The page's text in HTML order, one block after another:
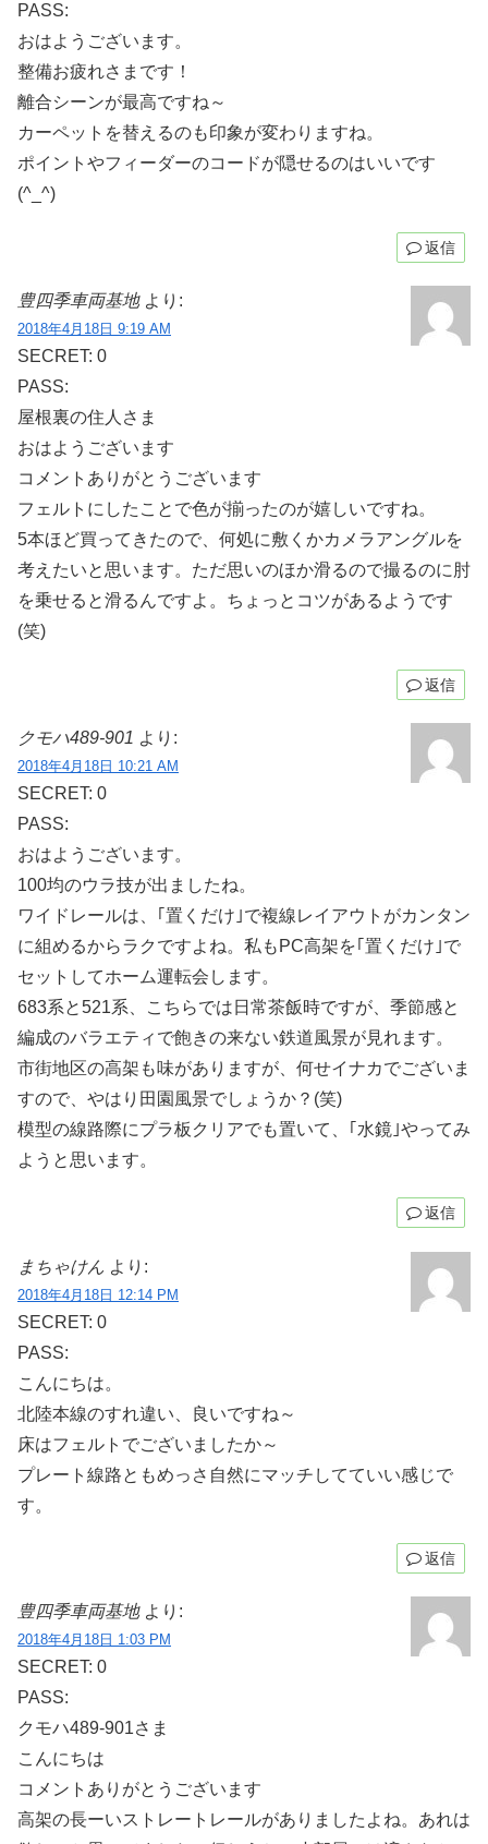
PASS:
おはようございます。
整備お疲れさまです！
離合シーンが最高ですね～
カーペットを替えるのも印象が変わりますね。
ポイントやフィーダーのコードが隠せるのはいいです
(^_^)
返信
豊四季車両基地 より:
2018年4月18日 9:19 AM
SECRET: 0
PASS:
屋根裏の住人さま
おはようございます
コメントありがとうございます
フェルトにしたことで色が揃ったのが嬉しいですね。
5本ほど買ってきたので、何処に敷くかカメラアングルを
考えたいと思います。ただ思いのほか滑るので撮るのに肘
を乗せると滑るんですよ。ちょっとコツがあるようです
(笑)
返信
クモハ489-901 より:
2018年4月18日 10:21 AM
SECRET: 0
PASS:
おはようございます。
100均のウラ技が出ましたね。
ワイドレールは、｢置くだけ｣で複線レイアウトがカンタン
に組めるからラクですよね。私もPC高架を｢置くだけ｣で
セットしてホーム運転会します。
683系と521系、こちらでは日常茶飯時ですが、季節感と
編成のバラエティで飽きの来ない鉄道風景が見れます。
市街地区の高架も味がありますが、何せイナカでございま
すので、やはり田園風景でしょうか？(笑)
模型の線路際にプラ板クリアでも置いて、｢水鏡｣やってみ
ようと思います。
返信
まちゃけん より:
2018年4月18日 12:14 PM
SECRET: 0
PASS:
こんにちは。
北陸本線のすれ違い、良いですね～
床はフェルトでございましたか～
プレート線路ともめっさ自然にマッチしてていい感じで
す。
返信
豊四季車両基地 より:
2018年4月18日 1:03 PM
SECRET: 0
PASS:
クモハ489-901さま
こんにちは
コメントありがとうございます
高架の長ーいストレートレールがありましたよね。あれは